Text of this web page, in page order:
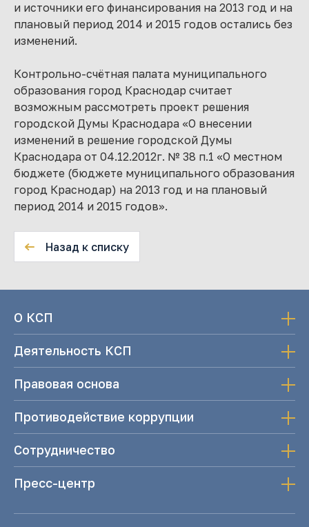
и источники его финансирования на 2013 год и на
плановый период 2014 и 2015 годов остались без
изменений.
Контрольно-счётная палата муниципального
образования город Краснодар считает
возможным рассмотреть проект решения
городской Думы Краснодара «О внесении
изменений в решение городской Думы
Краснодара от 04.12.2012г. № 38 п.1 «О местном
бюджете (бюджете муниципального образования
город Краснодар) на 2013 год и на плановый
период 2014 и 2015 годов».
Назад к списку
О КСП
Деятельность КСП
Правовая основа
Противодействие коррупции
Сотрудничество
Пресс-центр